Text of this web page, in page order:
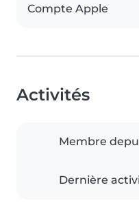
Compte Apple
Activités
Membre
Dernière